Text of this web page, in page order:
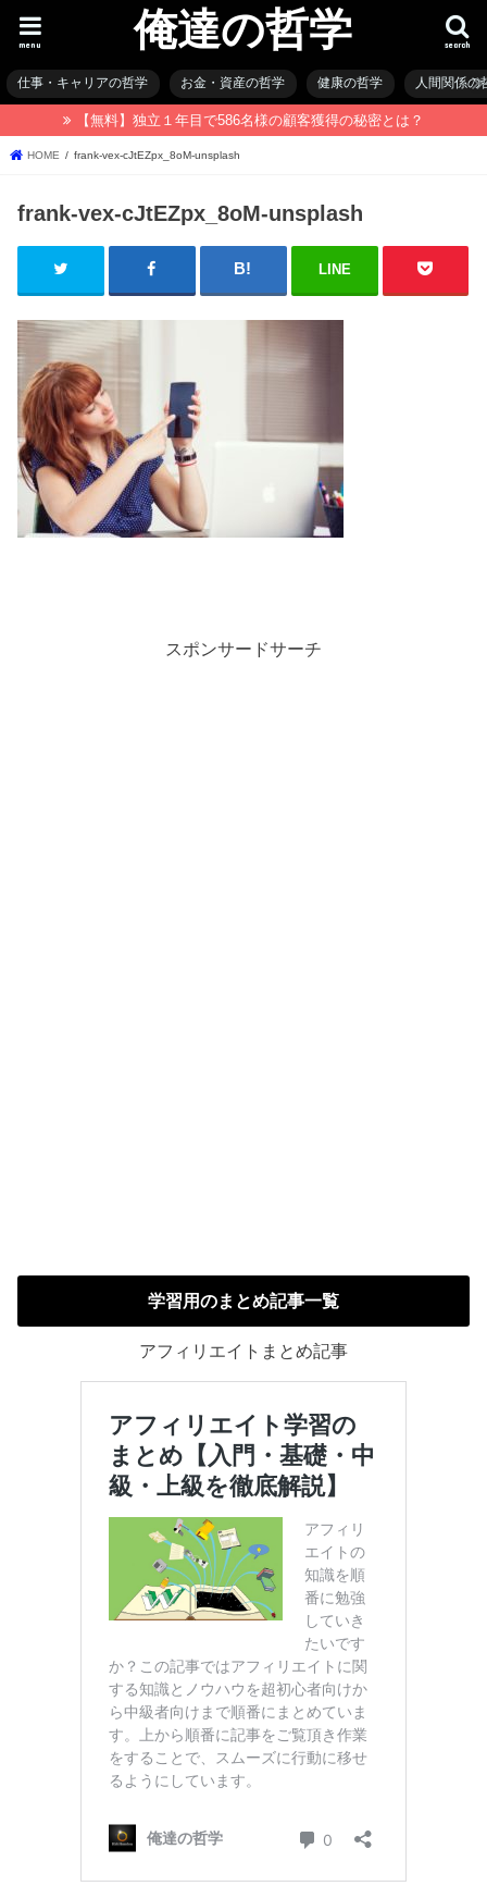
俺達の哲学 search
menu
仕事・キャリアの哲学 お金・資産の哲学 健康の哲学 人間関係の
【無料】独立１年目で586名様の顧客獲得の秘密とは？
HOME frank-vex-cJtEZpx_8oM-unsplash
frank-vex-cJtEZpx_8oM-unsplash
LINE
スポンサードサーチ
学習用のまとめ記事一覧
アフィリエイトまとめ記事